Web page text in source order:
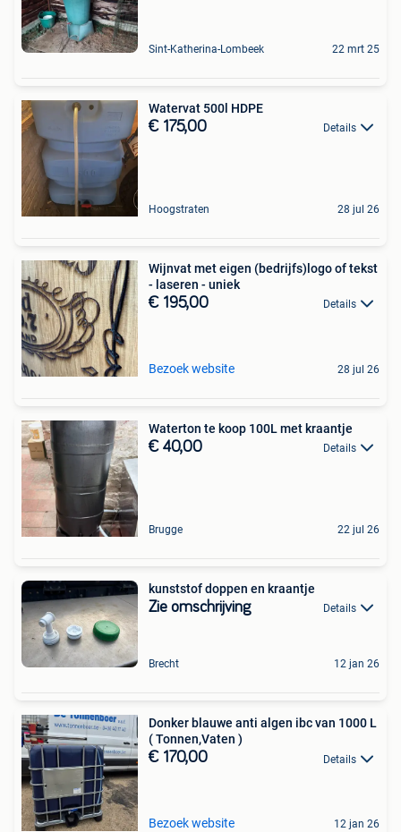
Sint-Katherina-Lombeek 22 mrt 25
Watervat 500l HDPE
€ 175,00 Details
Hoogstraten 28 jul 26
Wijnvat met eigen (bedrijfs)logo of tekst
- laseren - uniek
€ 195,00 Details
Bezoek website 28 jul 26
Waterton te koop 100L met kraantje
€ 40,00 Details
Brugge 22 jul 26
kunststof doppen en kraantje
Zie omschrijving Details
Brecht 12 jan 26
Donker blauwe anti algen ibc van 1000 L
( Tonnen,Vaten )
€ 170,00 Details
Bezoek website 12 jan 26